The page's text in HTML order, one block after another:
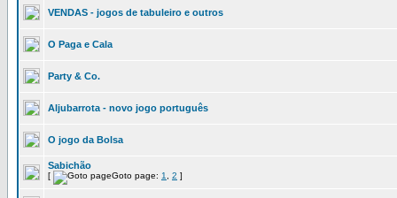
VENDAS - jogos de tabuleiro e outros
O Paga e Cala
Party & Co.
Aljubarrota - novo jogo português
O jogo da Bolsa
Sabichão
[ Goto page: 1 2 ]